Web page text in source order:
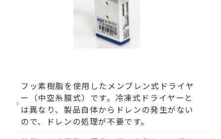
フッ素樹脂を使用したメンブレン式ドライヤ
ー（中空糸膜式）です。冷凍式ドライヤーと
は異なり、製品自体からドレンの発生がない
ので、ドレンの処理が不要です。